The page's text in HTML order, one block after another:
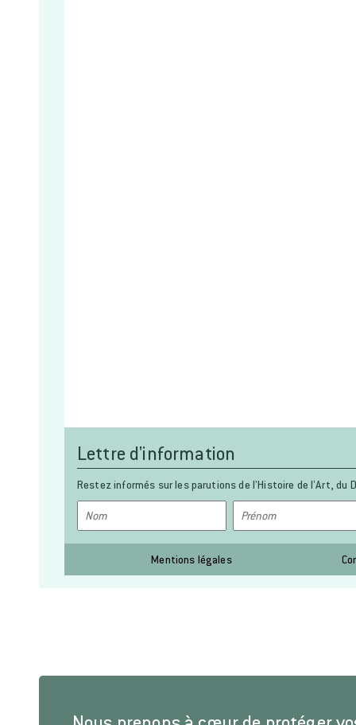
Lettre d'information
Restez informés sur les parutions de l’Histoire de l’Art, du
Mentions légales